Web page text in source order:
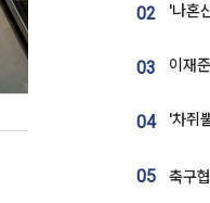
02
03
04
05